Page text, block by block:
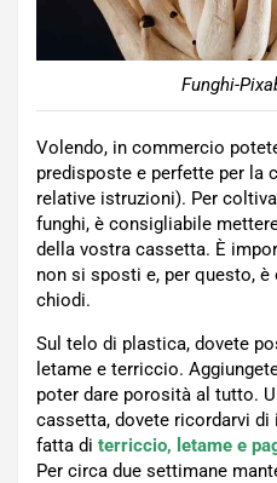
Funghi-
Volendo, in commercio
predisposte e perfette per la
relative istruzioni). Per
funghi, è consigliabile
della vostra cassetta. È
non si sposti e, per questo,
chiodi.
Sul telo di plastica, dovete
letame e terriccio.
poter dare porosità al tutto.
cassetta, dovete ricordarvi
fatta di terriccio, letame e
Per circa due settimane